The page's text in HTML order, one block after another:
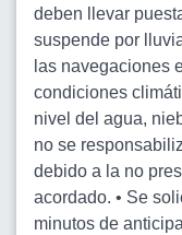
deben llevar
suspende por
las navegaciones
condiciones
nivel del agua,
no se
debido a la no
acordado. • Se
minutos de